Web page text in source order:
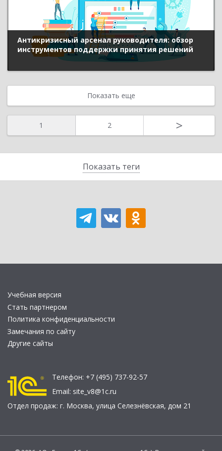
Показать теги
Антикризисный арсенал руководителя: обзор
инструментов поддержки принятия решений
Показать еще
1 2 >
Учебная версия
Стать партнером
Политика конфиденциальности
Замечания по сайту
Другие сайты
Телефон: +7 (495) 737-92-57
Email: site_v8@1c.ru
Отдел продаж: г. Москва, улица Селезнёвская, дом 21